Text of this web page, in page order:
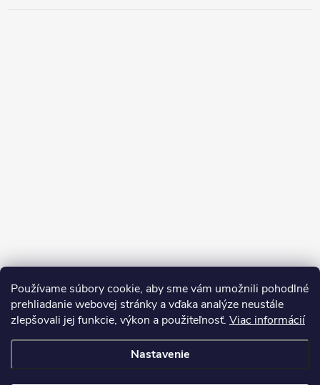
Používame súbory cookie, aby sme vám umožnili pohodlné
prehliadanie webovej stránky a vďaka analýze neustále
zlepšovali jej funkcie, výkon a použiteľnosť. Viac informácií
Nastavenie
Sledovať na Instagrame